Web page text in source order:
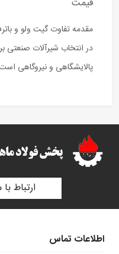
مقدمه تفاوت گیت ولو و
در انتخاب شیرآلات صنعتی
پالایشگاهی و نیروگاهی
ارتباط با
اطلاعات تماس